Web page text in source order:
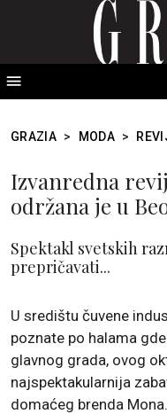
GRAZIA > MODA >
Izvanredna
održana je u
Spektakl svetskih
prepričavati...
U središtu čuvene
poznate po halama
glavnog grada, ovog
najspektakularnija
domaćeg brenda Mona.